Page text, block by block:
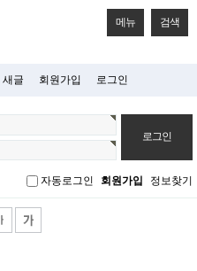
메뉴 검색
새글 회원가입 로그인
자동로그인 회원가입 정보찾기